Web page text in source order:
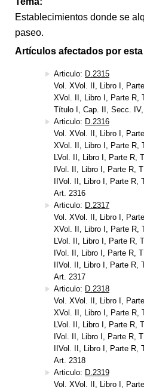
Establecimientos donde se
paseo.
Artículos afectados por
Articulo: D.2315
Vol. XVol. II, Libro I,
XVol. II, Libro I, Parte R,
Título I, Cap. II, Secc.
Articulo: D.2316
Vol. XVol. II, Libro I,
XVol. II, Libro I, Parte R,
LVol. II, Libro I, Parte R,
IVol. II, Libro I, Parte R,
IIVol. II, Libro I, Parte
Art. 2316
Articulo: D.2317
Vol. XVol. II, Libro I,
XVol. II, Libro I, Parte R,
LVol. II, Libro I, Parte R,
IVol. II, Libro I, Parte R,
IIVol. II, Libro I, Parte
Art. 2317
Articulo: D.2318
Vol. XVol. II, Libro I,
XVol. II, Libro I, Parte R,
LVol. II, Libro I, Parte R,
IVol. II, Libro I, Parte R,
IIVol. II, Libro I, Parte
Art. 2318
Articulo: D.2319
Vol. XVol. II, Libro I,